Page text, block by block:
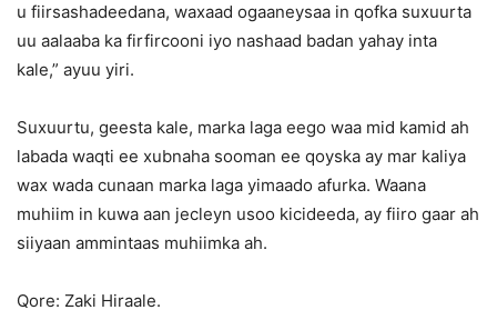
u fiirsashadeedana, waxaad ogaaneysaa in qofka suxuurta
uu aalaaba ka firfircooni iyo nashaad badan yahay inta
kale,” ayuu yiri.
Suxuurtu, geesta kale, marka laga eego waa mid kamid ah
labada waqti ee xubnaha sooman ee qoyska ay mar kaliya
wax wada cunaan marka laga yimaado afurka. Waana
muhiim in kuwa aan jecleyn usoo kicideeda, ay fiiro gaar ah
siiyaan ammintaas muhiimka ah.
Qore: Zaki Hiraale.